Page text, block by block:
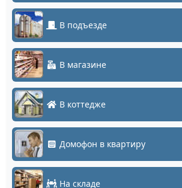
В подъезде
В магазине
В коттедже
Домофон в квартиру
На складе